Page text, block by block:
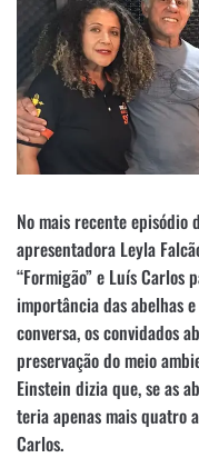
No mais recente episódio
apresentadora Leyla
“Formigão” e Luís
importância das abelhas
conversa, os convidados
preservação do meio
Einstein dizia que, se as
teria apenas mais quatro
Carlos.